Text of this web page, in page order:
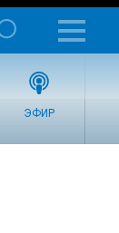
ЭФИР